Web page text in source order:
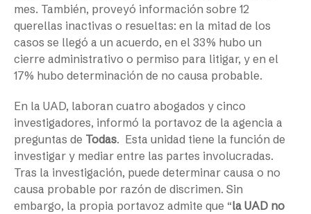
mes. También, proveyó información sobre 12
querellas inactivas o resueltas: en la mitad de los
casos se llegó a un acuerdo, en el 33% hubo un
cierre administrativo o permiso para litigar, y en el
17% hubo determinación de no causa probable.
En la UAD, laboran cuatro abogados y cinco
investigadores, informó la portavoz de la agencia a
preguntas de Todas. Esta unidad tiene la función de
investigar y mediar entre las partes involucradas.
Tras la investigación, puede determinar causa o no
causa probable por razón de discrimen. Sin
embargo, la propia portavoz admite que “la UAD no